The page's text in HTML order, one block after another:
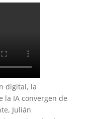
digital, la
la IA convergen de
Julián